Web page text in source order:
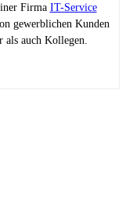
Firma IT-Service
gewerblichen Kunden
als auch Kollegen.